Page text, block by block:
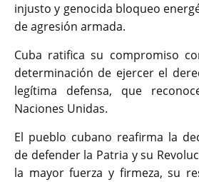
injusto y genocida bloqueo
de agresión armada.
Cuba ratifica su compromiso
determinación de ejercer el
legítima defensa, que
Naciones Unidas.
El pueblo cubano reafirma la
de defender la Patria y su
la mayor fuerza y firmeza, su